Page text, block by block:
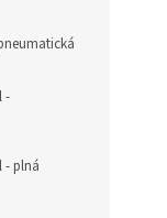
-
- plná